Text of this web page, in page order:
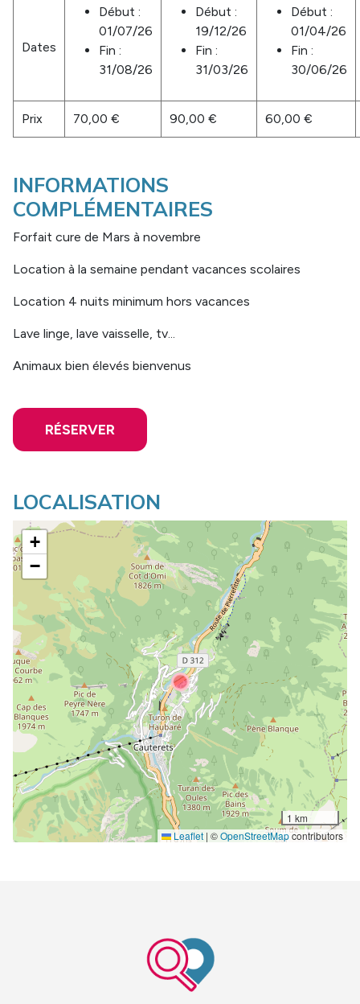
Dates
Début :
01/07/26
Fin :
31/08/26
Début :
19/12/26
Fin :
31/03/26
Début :
01/04/26
Fin :
30/06/26
Prix 70,00 € 90,00 € 60,00 €
INFORMATIONS
COMPLÉMENTAIRES
Forfait cure de Mars à novembre
Location à la semaine pendant vacances scolaires
Location 4 nuits minimum hors vacances
Lave linge, lave vaisselle, tv...
Animaux bien élevés bienvenus
RÉSERVER
LOCALISATION
+
−
1 km
Leaflet | ©OpenStreetMapcontributors
Image